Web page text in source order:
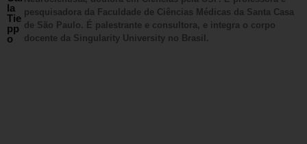
la
Tie
pp
o
pesquisadora da Faculdade de Ciências Médicas da Santa Casa
de São Paulo. É palestrante e consultora, e integra o corpo
docente da Singularity University no Brasil.